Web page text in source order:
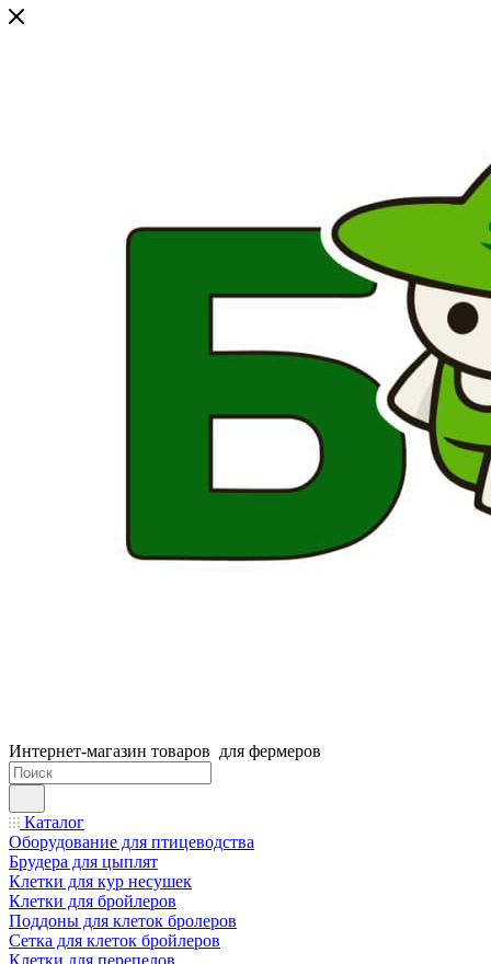
Интернет-магазин товаров для фермеров
Каталог
Оборудование для птицеводства
Брудера для цыплят
Клетки для кур несушек
Клетки для бройлеров
Поддоны для клеток бролеров
Сетка для клеток бройлеров
Клетки для перепелов